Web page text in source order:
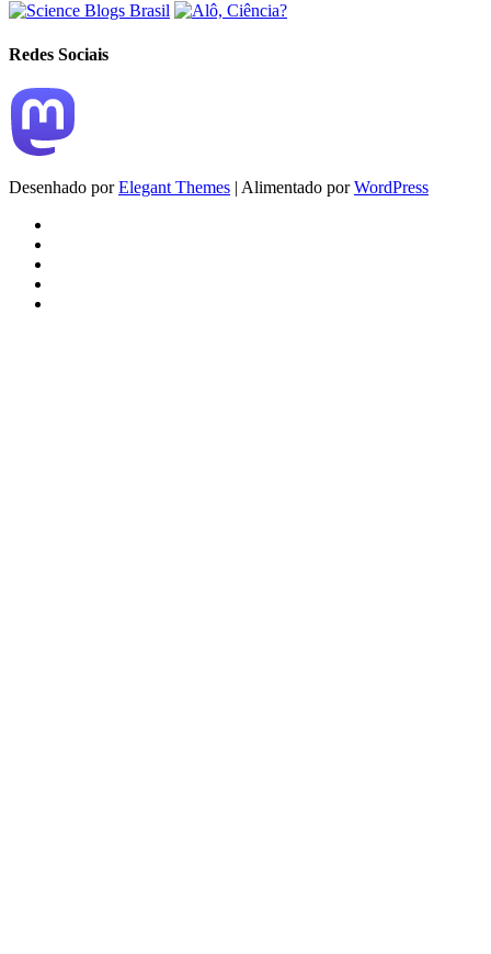
Redes Sociais
Desenhado porElegant Themes | Alimentado porWordPress